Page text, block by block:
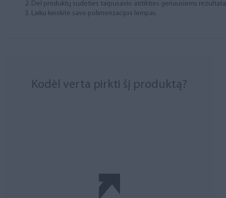
Dėl produktų sudėties tarpusavio atitikties geriausiems
Laiku keiskite savo polimerizacijos lempas.
Kodėl verta pirkti šį produktą?